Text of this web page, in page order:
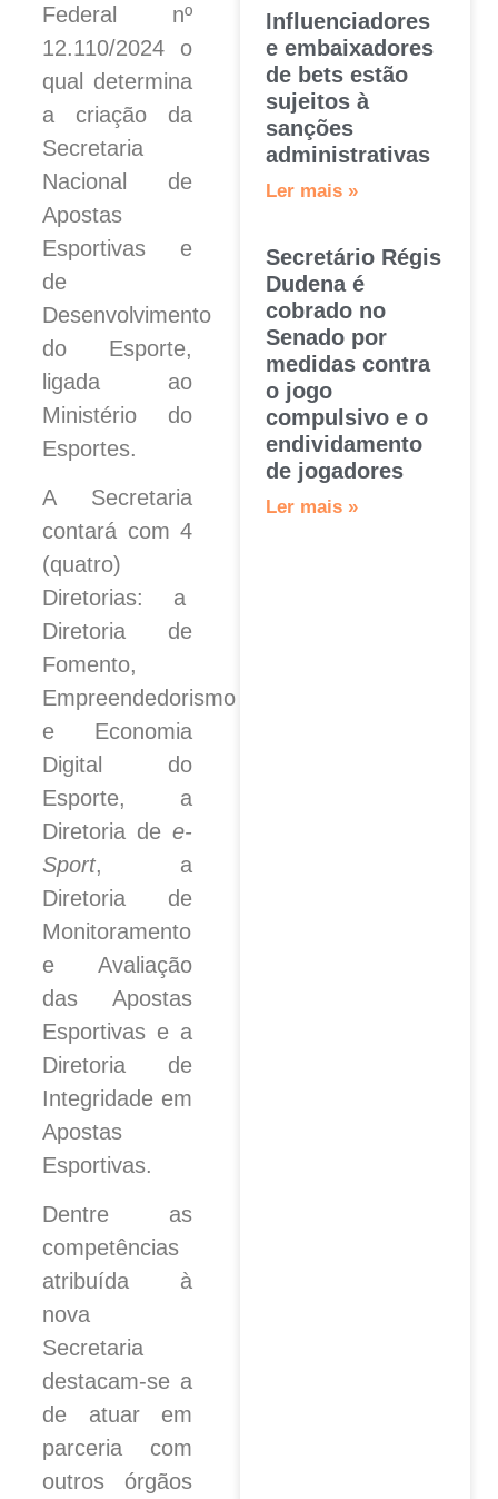
Federal nº
12.110/2024 o
qual determina
a criação da
Secretaria
Nacional de
Apostas
Esportivas e
de
Desenvolvimento
do Esporte,
ligada ao
Ministério do
Esportes.
A Secretaria
contará com 4
(quatro)
Diretorias: a
Diretoria de
Fomento,
Empreendedorismo
e Economia
Digital do
Esporte, a
Diretoria dee-
Sport, a
Diretoria de
Monitoramento
e Avaliação
das Apostas
Esportivas e a
Diretoria de
Integridade em
Apostas
Esportivas.
Dentre as
competências
atribuída à
nova
Secretaria
destacam-se a
de atuar em
parceria com
outros órgãos
Influenciadores
e embaixadores
de bets estão
sujeitos à
sanções
administrativas
Ler mais »
Secretário Régis
Dudena é
cobrado no
Senado por
medidas contra
o jogo
compulsivo e o
endividamento
de jogadores
Ler mais »